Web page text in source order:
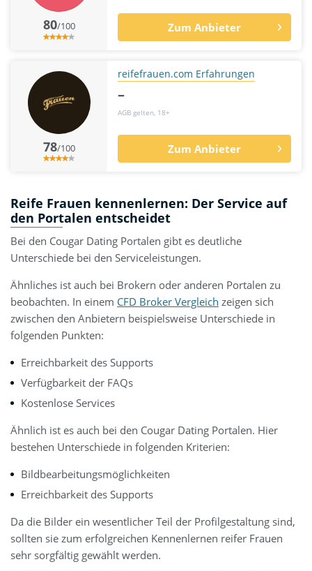
80/100 Zum Anbieter
78/100
reifefrauen.com Erfahrungen
–
AGB gelten, 18+
Zum Anbieter
Reife Frauen kennenlernen: Der Service auf
den Portalen entscheidet
Bei den Cougar Dating Portalen gibt es deutliche
Unterschiede bei den Serviceleistungen.
Ähnliches ist auch bei Brokern oder anderen Portalen zu
beobachten. In einem CFD Broker Vergleich zeigen sich
zwischen den Anbietern beispielsweise Unterschiede in
folgenden Punkten:
Erreichbarkeit des Supports
Verfügbarkeit der FAQs
Kostenlose Services
Ähnlich ist es auch bei den Cougar Dating Portalen. Hier
bestehen Unterschiede in folgenden Kriterien:
Bildbearbeitungsmöglichkeiten
Erreichbarkeit des Supports
Da die Bilder ein wesentlicher Teil der Profilgestaltung sind,
sollten sie zum erfolgreichen Kennenlernen reifer Frauen
sehr sorgfältig gewählt werden.